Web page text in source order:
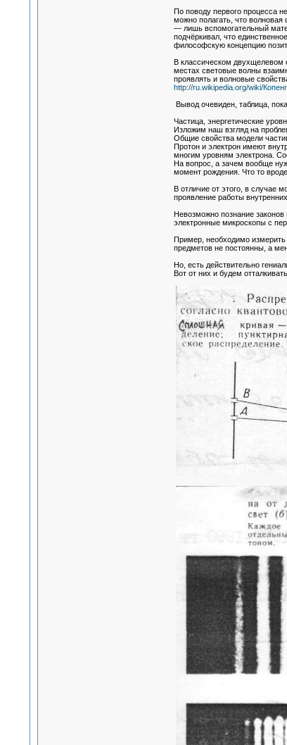
По поводу первого процесса
можно полагать, что
— лишь вспомогательный
подчёркивал, что
философскую концепцию
В классическом двухщелевом
местах световые волны
проявлять и волновые
http://ru.wikipedia.org/wiki/
Вывод очевиден, таблица,
Частица, энергетические
Изложим наш взгляд на
Общие свойства модели
Протон и электрон имеют
многим уровням электрона.
На вопрос, а зачем вообще
момент рождения. Что то
В отличие от этого, в случае
проявление работы
Невозможно познание
электронные микроскопы с
Пример, необходимо
предметов не постоянны, а
Но, есть действительно
Вот от них и будем